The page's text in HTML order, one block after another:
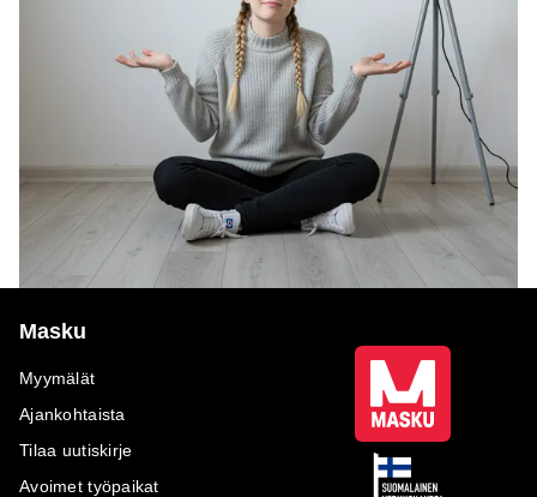
Masku
Myymälät
Ajankohtaista
Tilaa uutiskirje
Avoimet työpaikat